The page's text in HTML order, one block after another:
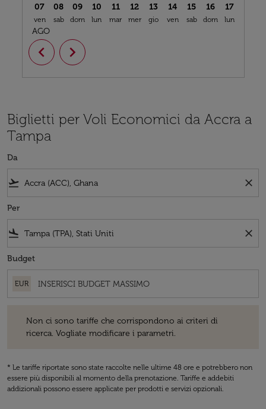
07
ven
AGO
08
sab
09
dom
10
lun
11
mar
12
mer
13
gio
14
ven
15
sab
16
dom
17
lun
chevron_left chevron_right
Biglietti per Voli Economici da Accra a
Tampa
Da
flight_takeoff close
Per
flight_land close
Budget
EUR
Non ci sono tariffe che corrispondono ai criteri di
ricerca. Vogliate modificare i parametri.
* Le tariffe riportate sono state raccolte nelle ultime 48 ore e potrebbero non
essere più disponibili al momento della prenotazione. Tariffe e addebiti
addizionali possono essere applicate per prodotti e servizi opzionali.